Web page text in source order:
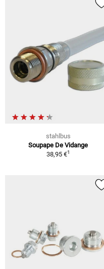
stahlbus
Soupape De Vidange
38,95 €1